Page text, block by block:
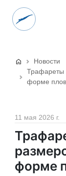
Новости
Трафареты
форме
11 мая 2026 г.
форме